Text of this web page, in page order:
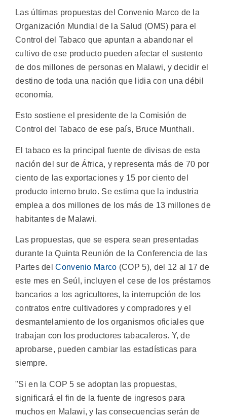
Las últimas propuestas del Convenio Marco de la
Organización Mundial de la Salud (OMS) para el
Control del Tabaco que apuntan a abandonar el
cultivo de ese producto pueden afectar el sustento
de dos millones de personas en Malawi, y decidir el
destino de toda una nación que lidia con una débil
economía.
Esto sostiene el presidente de la Comisión de
Control del Tabaco de ese país, Bruce Munthali.
El tabaco es la principal fuente de divisas de esta
nación del sur de África, y representa más de 70 por
ciento de las exportaciones y 15 por ciento del
producto interno bruto. Se estima que la industria
emplea a dos millones de los más de 13 millones de
habitantes de Malawi.
Las propuestas, que se espera sean presentadas
durante la Quinta Reunión de la Conferencia de las
Partes delConvenio Marco (COP 5), del 12 al 17 de
este mes en Seúl, incluyen el cese de los préstamos
bancarios a los agricultores, la interrupción de los
contratos entre cultivadores y compradores y el
desmantelamiento de los organismos oficiales que
trabajan con los productores tabacaleros. Y, de
aprobarse, pueden cambiar las estadísticas para
siempre.
"Si en la COP 5 se adoptan las propuestas,
significará el fin de la fuente de ingresos para
muchos en Malawi, y las consecuencias serán de